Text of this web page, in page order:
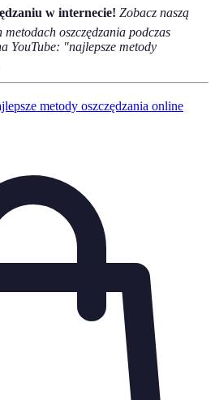
w internecie! Zobacz naszą
oszczędzania podczas
YouTube: "najlepsze metody
metody oszczędzania online